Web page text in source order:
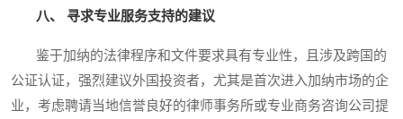
八、 寻求专业服务支持的建议
鉴于加纳的法律程序和文件要求具有专业性，且涉及跨国的
公证认证，强烈建议外国投资者，尤其是首次进入加纳市场的企
业，考虑聘请当地信誉良好的律师事务所或专业商务咨询公司提